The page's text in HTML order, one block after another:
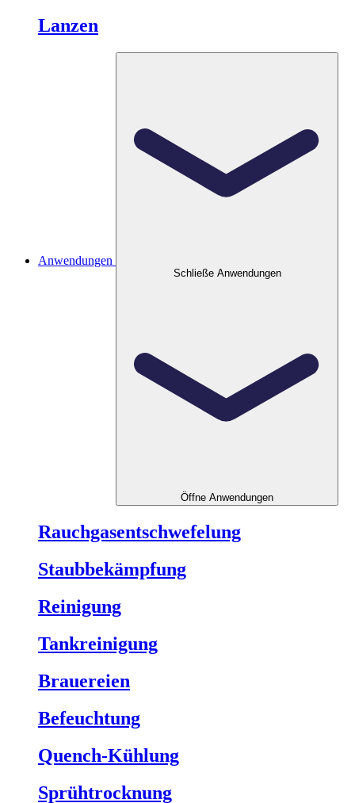
Lanzen
Anwendungen
Schließe Anwendungen
Öffne Anwendungen
Rauchgasentschwefelung
Staubbekämpfung
Reinigung
Tankreinigung
Brauereien
Befeuchtung
Quench-Kühlung
Sprühtrocknung